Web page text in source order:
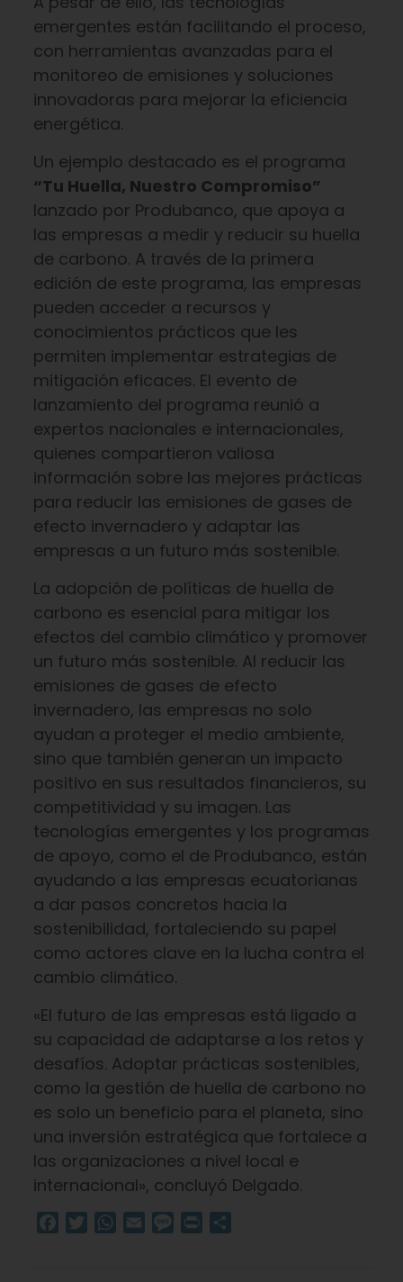
emergentes están facilitando el proceso,
con herramientas avanzadas para el
monitoreo de emisiones y soluciones
innovadoras para mejorar la eficiencia
energética.
Un ejemplo destacado es el programa
“Tu Huella, Nuestro Compromiso”
lanzado por Produbanco, que apoya a
las empresas a medir y reducir su huella
de carbono. A través de la primera
edición de este programa, las empresas
pueden acceder a recursos y
conocimientos prácticos que les
permiten implementar estrategias de
mitigación eficaces. El evento de
lanzamiento del programa reunió a
expertos nacionales e internacionales,
quienes compartieron valiosa
información sobre las mejores prácticas
para reducir las emisiones de gases de
efecto invernadero y adaptar las
empresas a un futuro más sostenible.
La adopción de políticas de huella de
carbono es esencial para mitigar los
efectos del cambio climático y promover
un futuro más sostenible. Al reducir las
emisiones de gases de efecto
invernadero, las empresas no solo
ayudan a proteger el medio ambiente,
sino que también generan un impacto
positivo en sus resultados financieros, su
competitividad y su imagen. Las
tecnologías emergentes y los programas
de apoyo, como el de Produbanco, están
ayudando a las empresas ecuatorianas
a dar pasos concretos hacia la
sostenibilidad, fortaleciendo su papel
como actores clave en la lucha contra el
cambio climático.
«El futuro de las empresas está ligado a
su capacidad de adaptarse a los retos y
desafíos. Adoptar prácticas sostenibles,
como la gestión de huella de carbono no
es solo un beneficio para el planeta, sino
una inversión estratégica que fortalece a
las organizaciones a nivel local e
internacional», concluyó Delgado.
Facebook
TwitterWhatsApp
Email Message
Print